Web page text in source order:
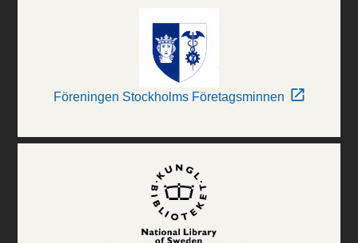
Föreningen Stockholms Företagsminnen